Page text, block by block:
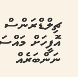
ޗިލްޑްރަންސް
އޮފީހަށް
ނަންބަރެއް